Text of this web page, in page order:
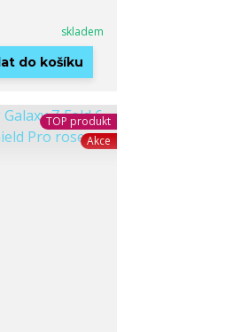
skladem
do košíku
TOP produkt
Akce